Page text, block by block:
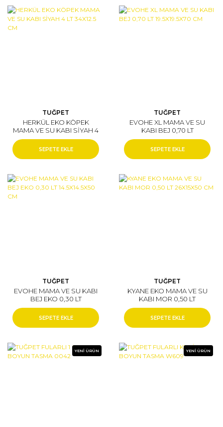
TUĞPET
HERKÜL EKO KÖPEK
MAMA VE SU KABI SİYAH 4
LT 34X12.5 CM
SEPETE EKLE
TUĞPET
EVOHE XL MAMA VE SU
KABI BEJ 0,70 LT
19.5X19.5X70 CM
SEPETE EKLE
TUĞPET
EVOHE MAMA VE SU KABI
BEJ EKO 0,30 LT
14.5X14.5X50 CM
SEPETE EKLE
TUĞPET
KYANE EKO MAMA VE SU
KABI MOR 0,50 LT
26X15X50 CM
SEPETE EKLE
YENİ ÜRÜN YENİ ÜRÜN